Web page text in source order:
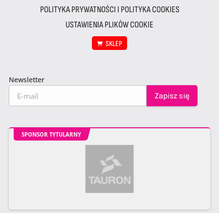
POLITYKA PRYWATNOŚCI I POLITYKA COOKIES
USTAWIENIA PLIKÓW COOKIE
SKLEP
Newsletter
SPONSOR TYTULARNY